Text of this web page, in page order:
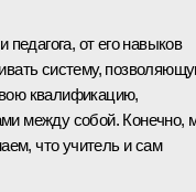
педагога, от его навыков
систему,
квалификацию,
между собой. Конечно,
что учитель и сам